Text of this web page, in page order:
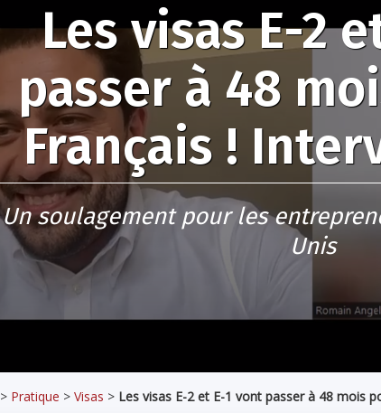
Les visas E-2
passer à 48
Français !
Un soulagement pour les
Unis
> Pratique > Visas > Les visas E-2 et E-1 vont passer à 48 mois